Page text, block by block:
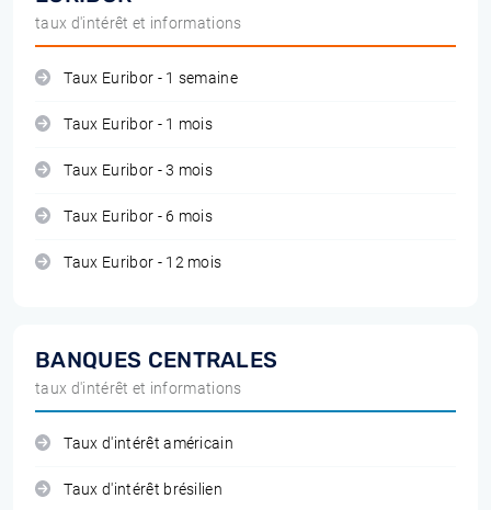
taux d'intérêt et informations
Taux Euribor - 1 semaine
Taux Euribor - 1 mois
Taux Euribor - 3 mois
Taux Euribor - 6 mois
Taux Euribor - 12 mois
BANQUES CENTRALES
taux d'intérêt et informations
Taux d'intérêt américain
Taux d'intérêt brésilien